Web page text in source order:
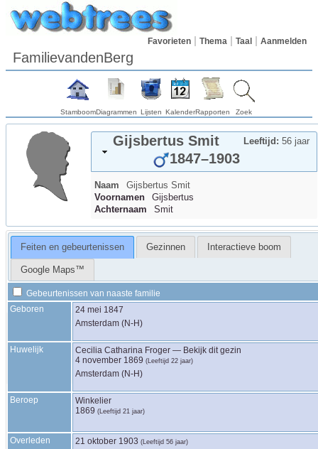
Favorieten Thema Taal Aanmelden
FamilievandenBerg
StamboomDiagrammen Lijsten KalenderRapporten Zoek
Gijsbertus Smit Leeftijd: 56 jaar
1847–1903
Naam Gijsbertus Smit
Voornamen
Gijsbertus
Achternaam
Smit
Feiten en gebeurtenissen Gezinnen Interactieve boom
Google Maps™
Gebeurtenissen van naaste familie
Geboren
24 mei 1847
Amsterdam (N-H)
Huwelijk Cecilia Catharina Froger — Bekijk dit gezin
4 november 1869 (Leeftijd 22 jaar)
Amsterdam (N-H)
Beroep
Winkelier
1869 (Leeftijd 21 jaar)
Overleden 21 oktober 1903 (Leeftijd 56 jaar)